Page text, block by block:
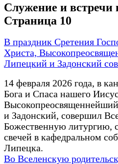
Служение и встречи
Страница 10
В праздник Сретения
Христа,
Липецкий и Задонский
14 февраля 2026 года, в
Бога и Спаса нашего
и Задонский, совершил
Божественную литургию,
свечей в кафедральном
Липецка.
Во Вселенскую